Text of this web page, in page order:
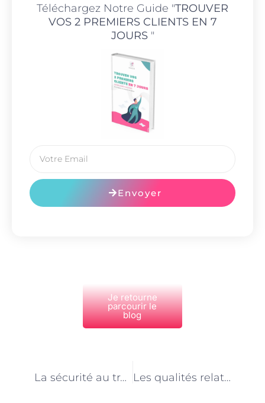
Téléchargez Notre Guide "TROUVER
VOS 2 PREMIERS CLIENTS EN 7
JOURS"
Envoyer
Je retourne
parcourir le
blog
La sécurité au travail pour un peintre en bâtiment : les règles à suivre Les qualités relationnelles nécessaires pour un peintre en bâtiment